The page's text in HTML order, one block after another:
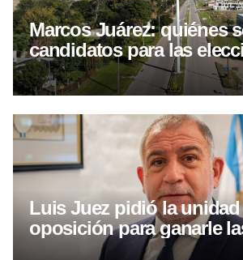
Marcos Juárez: quiénes
candidatos para las
de septiembre
Luis Juez pidió la unidad
oposición para ganarle
elecciones a Llaryora